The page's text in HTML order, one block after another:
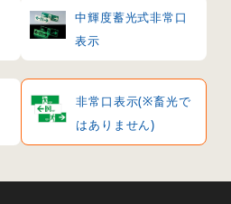
中輝度蓄光式非常口
表示
非常口表示(※畜光で
はありません)